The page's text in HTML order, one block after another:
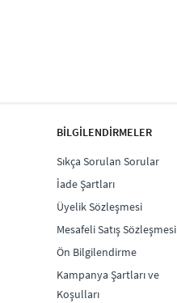
BİLGİLENDİRMELER
Sıkça Sorulan Sorular
İade Şartları
Üyelik Sözleşmesi
Mesafeli Satış Sözleşmesi
Ön Bilgilendirme
Kampanya Şartları ve
Koşulları